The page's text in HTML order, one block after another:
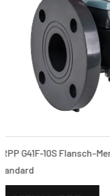
PPH G41F-10S
VIEW